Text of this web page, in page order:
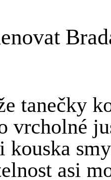
tanečky
vrcholné
kouska
asi